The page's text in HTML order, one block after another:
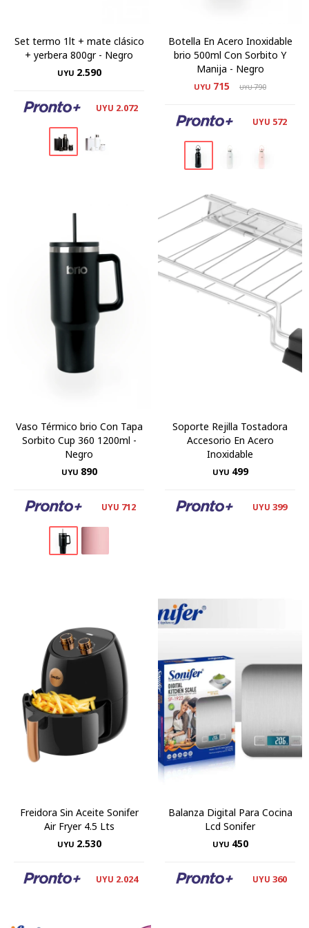
Set termo 1lt + mate clásico
+ yerbera 800gr - Negro
UYU 2.590
UYU 2.072
Botella En Acero Inoxidable
brio 500ml Con Sorbito Y
Manija - Negro
UYU 715 UYU790
UYU 572
Vaso Térmico brio Con Tapa
Sorbito Cup 360 1200ml -
Negro
UYU 890
UYU 712
Soporte Rejilla Tostadora
Accesorio En Acero
Inoxidable
UYU 499
UYU 399
Freidora Sin Aceite Sonifer
Air Fryer 4.5 Lts
UYU 2.530
UYU 2.024
Balanza Digital Para Cocina
Lcd Sonifer
UYU 450
UYU 360